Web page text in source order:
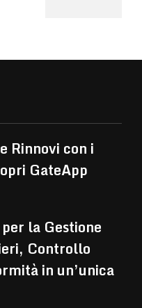
Rinnovi con i
GateApp
la Gestione
Controllo
in un’unica